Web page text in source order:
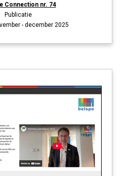
Connection nr. 74
Publicatie
- december 2025